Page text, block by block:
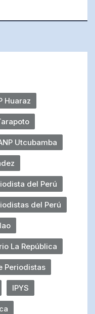
Huaraz
Utcubamba
del Perú
del Perú
La República
Periodistas
IPYS